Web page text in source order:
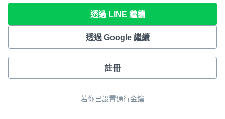
透過 LINE 繼續
透過 Google 繼續
註冊
若你已設置通行金鑰